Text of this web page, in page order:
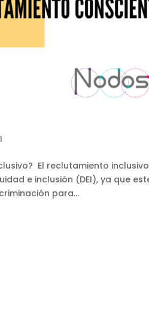
El reclutamiento
e inclusión (DEI), ya que
para...